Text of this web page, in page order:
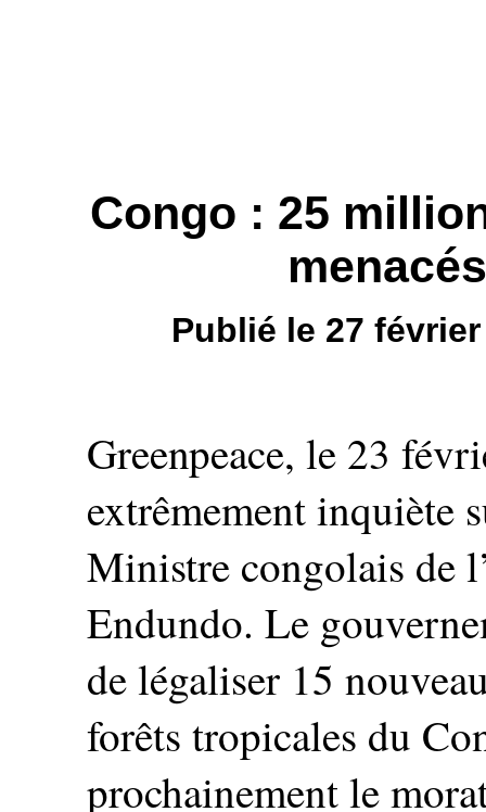
Congo : 25
Publié le 27
Greenpeace, le 23
extrêmement inquiète
Ministre congolais de
Endundo. Le
de légaliser 15
forêts tropicales du
prochainement le